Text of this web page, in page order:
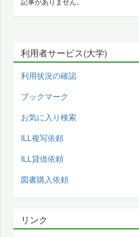
利用者サービス(大学)
利用状況の確認
ブックマーク
お気に入り検索
ILL複写依頼
ILL貸借依頼
図書購入依頼
リンク